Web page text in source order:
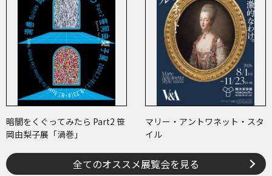
暗闇をくぐってみたら Part2 笹
岡由梨子展「渦巻」
マリー・アントワネット・スタ
イル
全てのオススメ展覧会を見る